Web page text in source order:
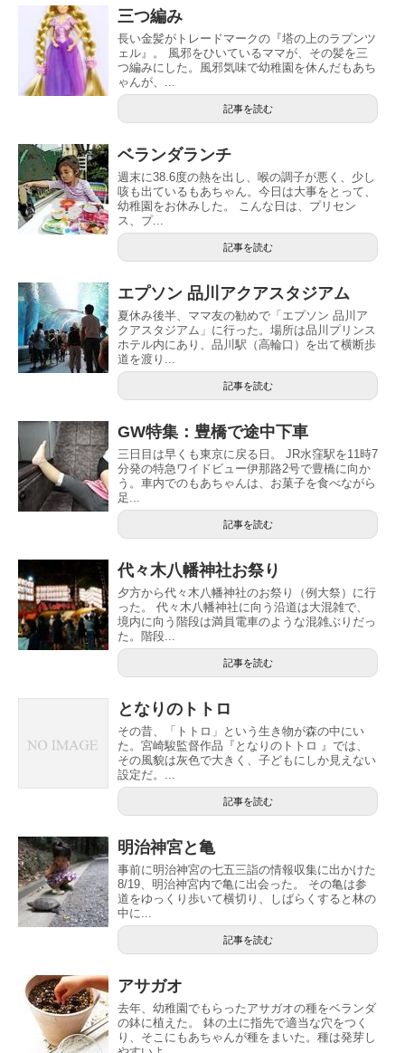
三つ編み
長い金髪がトレードマークの『塔の上のラプンツ
ェル』。 風邪をひいているママが、その髪を三
つ編みにした。風邪気味で幼稚園を休んだもあち
ゃんが、...
記事を読む
ベランダランチ
週末に38.6度の熱を出し、喉の調子が悪く、少し
咳も出ているもあちゃん。今日は大事をとって、
幼稚園をお休みした。 こんな日は、プリセン
ス、プ...
記事を読む
エプソン 品川アクアスタジアム
夏休み後半、ママ友の勧めで「エプソン 品川ア
クアスタジアム」に行った。場所は品川プリンス
ホテル内にあり、品川駅（高輪口）を出て横断歩
道を渡り...
記事を読む
GW特集：豊橋で途中下車
三日目は早くも東京に戻る日。 JR水窪駅を11時7
分発の特急ワイドビュー伊那路2号で豊橋に向か
う。車内でのもあちゃんは、お菓子を食べながら
足...
記事を読む
代々木八幡神社お祭り
夕方から代々木八幡神社のお祭り（例大祭）に行
った。 代々木八幡神社に向う沿道は大混雑で、
境内に向う階段は満員電車のような混雑ぶりだっ
た。階段...
記事を読む
となりのトトロ
その昔、「トトロ」という生き物が森の中にい
た。宮崎駿監督作品『となりのトトロ 』では、
その風貌は灰色で大きく、子どもにしか見えない
設定だ。...
記事を読む
明治神宮と亀
事前に明治神宮の七五三詣の情報収集に出かけた
8/19、明治神宮内で亀に出会った。 その亀は参
道をゆっくり歩いて横切り、しばらくすると林の
中に...
記事を読む
アサガオ
去年、幼稚園でもらったアサガオの種をベランダ
の鉢に植えた。 鉢の土に指先で適当な穴をつく
り、そこにもあちゃんが種をまいた。種は発芽し